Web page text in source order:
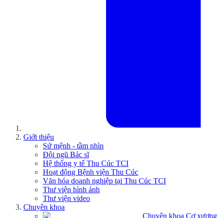
Giới thiệu
Sứ mệnh - tầm nhìn
Đội ngũ Bác sĩ
Hệ thống y tế Thu Cúc TCI
Hoạt động Bệnh viện Thu Cúc
Văn hóa doanh nghiệp tại Thu Cúc TCI
Thư viện hình ảnh
Thư viện video
Chuyên khoa
Chuyên khoa Cơ